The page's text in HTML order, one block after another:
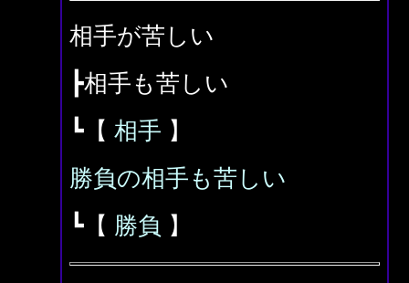
相手が苦しい
┣相手も苦しい
┗【 相手 】
勝負の相手も苦しい
┗【 勝負 】